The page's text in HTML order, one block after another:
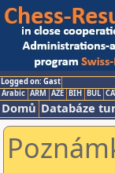
Logged on: Gast
Arabic ARM AZE BIH BUL
Domů Databáze